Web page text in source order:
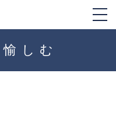
しむ